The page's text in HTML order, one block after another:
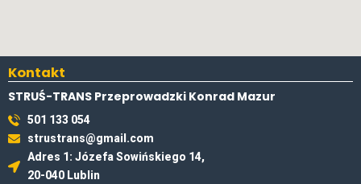
Kontakt
STRUŚ-TRANS Przeprowadzki Konrad Mazur
501 133 054
strustrans@gmail.com
Adres 1: Józefa Sowińskiego 14,
20-040 Lublin